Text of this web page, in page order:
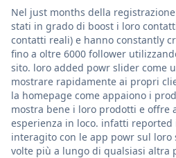
Nel just months della
stati in grado di boost i loro
contatti reali) e hanno constantly
fino a oltre 6000 follower
sito. loro added powr slider come
mostrare rapidamente ai propri
la homepage come appaiono i
mostra bene i loro prodotti e offre
esperienza in loco. infatti
interagito con le app powr sul loro
volte più a lungo di qualsiasi altra